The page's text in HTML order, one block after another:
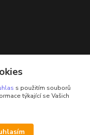
s použitím souborů
týkající se Vašich